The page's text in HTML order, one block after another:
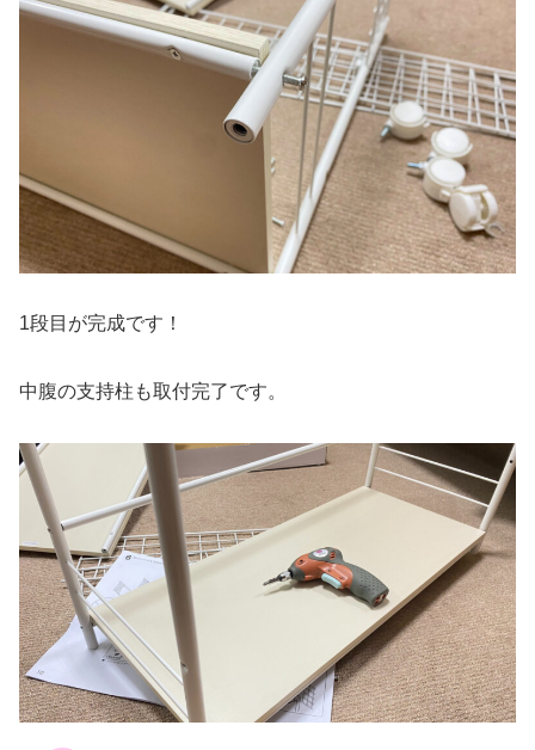
1段目が完成です！
中腹の支持柱も取付完了です。